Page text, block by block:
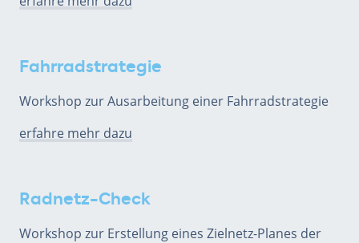
Fahrradstrategie
Workshop zur Ausarbeitung einer Fahrradstrategie
erfahre mehr dazu
Radnetz-Check
Workshop zur Erstellung eines Zielnetz-Planes der